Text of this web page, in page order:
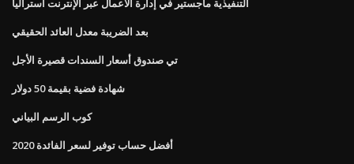
التنفيذية ماجستير في إدارة الأعمال عبر الإنترنت أستراليا
بعد الضريبة معدل العائد الحقيقي
تي صندوق أسعار السندات قصيرة الأجل
شهادة فضية بقيمة 50 دولار
كوب الرسم البياني
أفضل حساب توفير لسعر الفائدة 2020